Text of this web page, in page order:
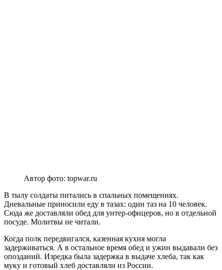
Автор фото: topwar.ru
В тылу солдаты питались в спальных помещениях.
Дневальные приносили еду в тазах: один таз на 10 человек.
Сюда же доставляли обед для унтер-офицеров, но в отдельной
посуде. Молитвы не читали.
Когда полк передвигался, казенная кухня могла
задерживаться. А в остальное время обед и ужин выдавали без
опозданий. Изредка была задержка в выдаче хлеба, так как
муку и готовый хлеб доставляли из России.